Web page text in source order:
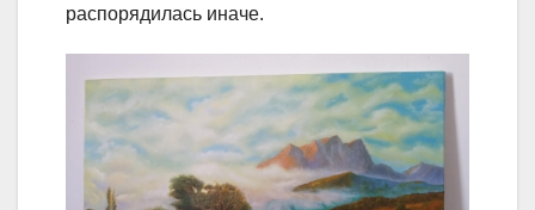
распорядилась иначе.